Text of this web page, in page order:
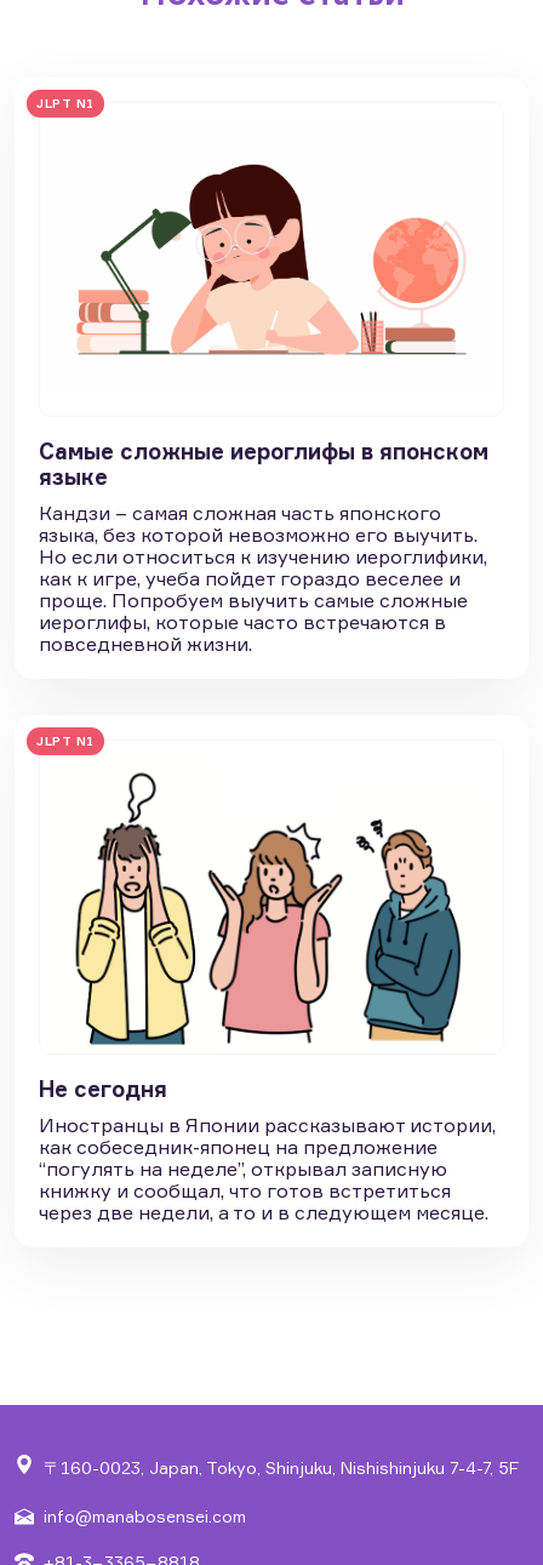
JLPT N1
Самые сложные иероглифы в японском
языке
Кандзи – самая сложная часть японского
языка, без которой невозможно его выучить.
Но если относиться к изучению иероглифики,
как к игре, учеба пойдет гораздо веселее и
проще. Попробуем выучить самые сложные
иероглифы, которые часто встречаются в
повседневной жизни.
JLPT N1
Не сегодня
Иностранцы в Японии рассказывают истории,
как собеседник-японец на предложение
“погулять на неделе”, открывал записную
книжку и сообщал, что готов встретиться
через две недели, а то и в следующем месяце.
〒160-0023, Japan, Tokyo, Shinjuku, Nishishinjuku 7-4-7, 5F
info@manabosensei.com